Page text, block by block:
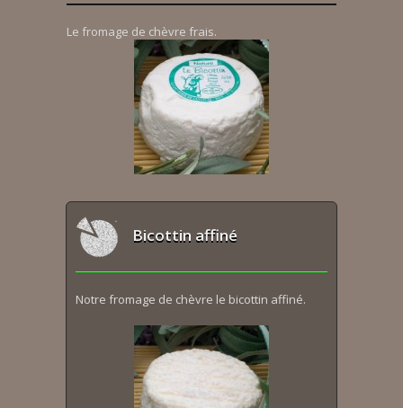
Le fromage de chèvre frais.
Bicottin affiné
Notre fromage de chèvre le bicottin affiné.